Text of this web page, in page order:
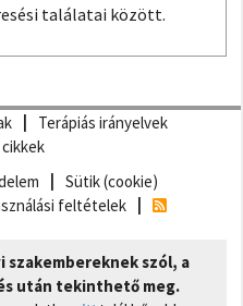
találatai között.
Terápiás irányelvek
Sütik (cookie)
feltételek
szól, a
után tekinthető meg.